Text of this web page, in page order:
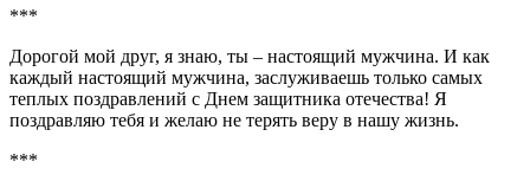
***
Дорогой мой друг, я знаю, ты – настоящий мужчина. И как
каждый настоящий мужчина, заслуживаешь только самых
теплых поздравлений с Днем защитника отечества! Я
поздравляю тебя и желаю не терять веру в нашу жизнь.
***